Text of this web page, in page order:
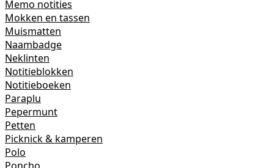
Memo notities
Mokken en tassen
Muismatten
Naambadge
Neklinten
Notitieblokken
Notitieboeken
Paraplu
Pepermunt
Petten
Picknick & kamperen
Polo